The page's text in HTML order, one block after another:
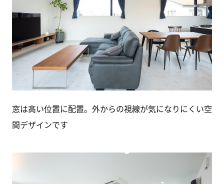
窓は高い位置に配置。外からの視線が気になりにくい空
間デザインです